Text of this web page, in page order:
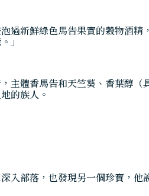
過新鮮綠色馬告果實的穀物酒
」
主體香馬告和天竺葵、香葉醇
的族人。
入部落，也發現另一個珍寶，